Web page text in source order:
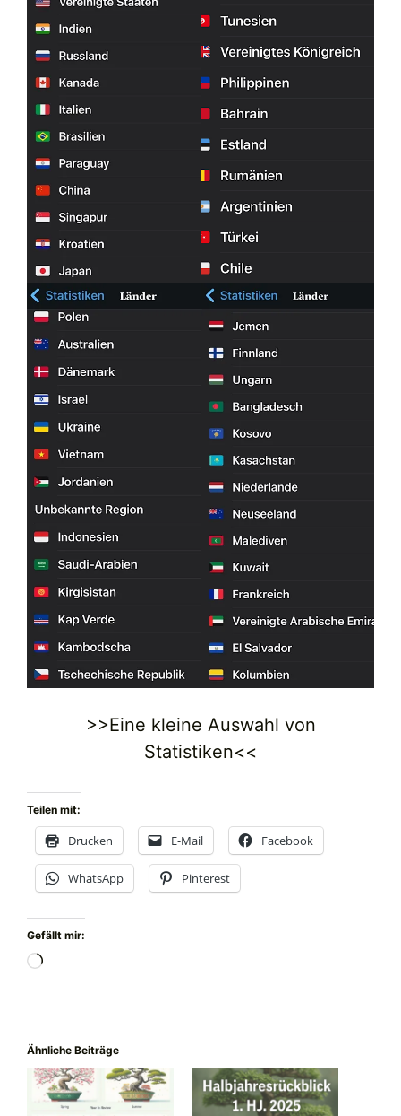
>>Eine kleine Auswahl von
Statistiken<<
Teilen mit:
Drucken E-Mail Facebook
WhatsApp Pinterest
Gefällt mir:
Wird
Ähnliche Beiträge